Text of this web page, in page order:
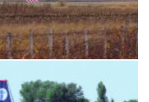
Airbus A319-114 D-AILN, Lufthansa, Франкфурт-Кишинев, 24/06/18